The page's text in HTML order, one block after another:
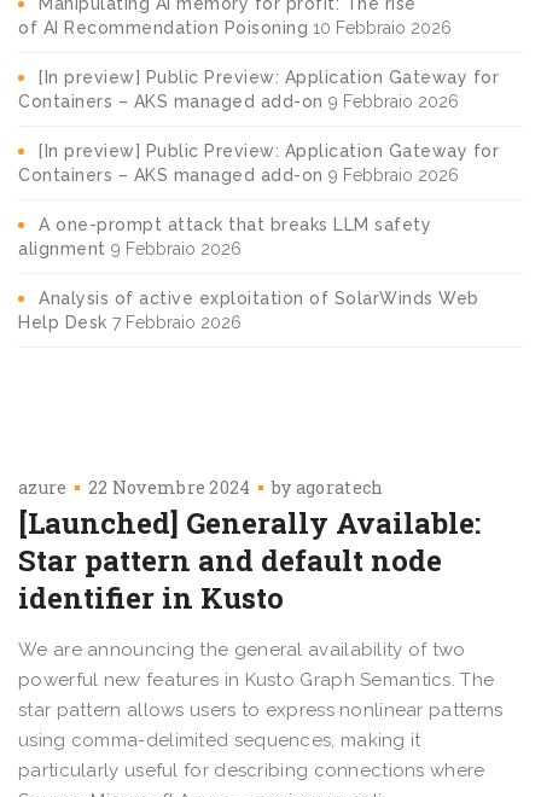
of AI Recommendation Poisoning 10 Febbraio 2026
[In preview] Public Preview: Application Gateway for
Containers – AKS managed add-on 9 Febbraio 2026
[In preview] Public Preview: Application Gateway for
Containers – AKS managed add-on 9 Febbraio 2026
A one-prompt attack that breaks LLM safety
alignment 9 Febbraio 2026
Analysis of active exploitation of SolarWinds Web
Help Desk 7 Febbraio 2026
azure 22 Novembre 2024 by agoratech
[Launched] Generally Available:
Star pattern and default node
identifier in Kusto
We are announcing the general availability of two
powerful new features in Kusto Graph Semantics. The
star pattern allows users to express nonlinear patterns
using comma-delimited sequences, making it
particularly useful for describing connections where